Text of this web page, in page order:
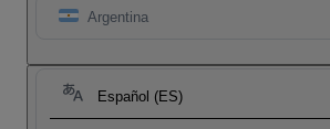
Argentina
Español (ES)